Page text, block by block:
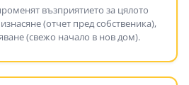
възприятието за цялото
(отчет пред собственика),
(свежо начало в нов дом).